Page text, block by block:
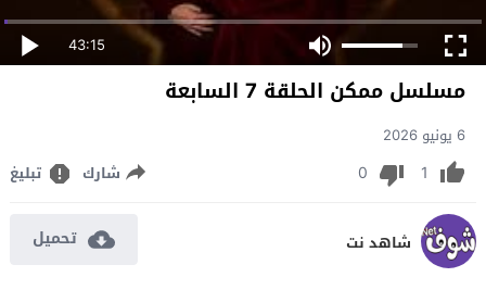
43:15
مسلسل ممكن الحلقة 7 السابعة
6 يونيو 2026
1
0 شارك تبليغ
شاهد نت تحميل